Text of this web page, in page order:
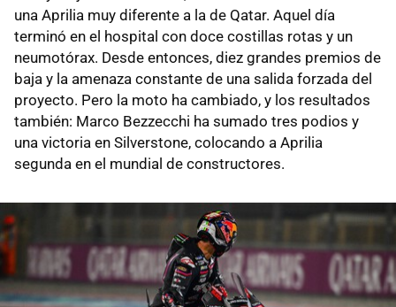
una Aprilia muy diferente a la de Qatar. Aquel día
terminó en el hospital con doce costillas rotas y un
neumotórax. Desde entonces, diez grandes premios de
baja y la amenaza constante de una salida forzada del
proyecto. Pero la moto ha cambiado, y los resultados
también: Marco Bezzecchi ha sumado tres podios y
una victoria en Silverstone, colocando a Aprilia
segunda en el mundial de constructores.